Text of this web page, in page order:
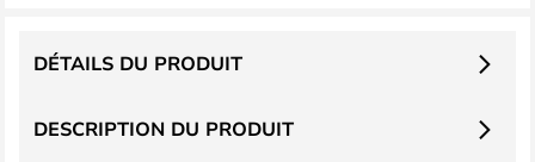
DESCRIPTION DU PRODUIT
DÉTAILS DU PRODUIT